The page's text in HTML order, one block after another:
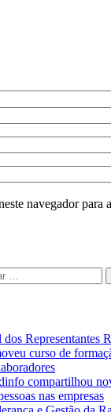
navegador para
dos Representantes
curso de
compartilhou
nas empresas